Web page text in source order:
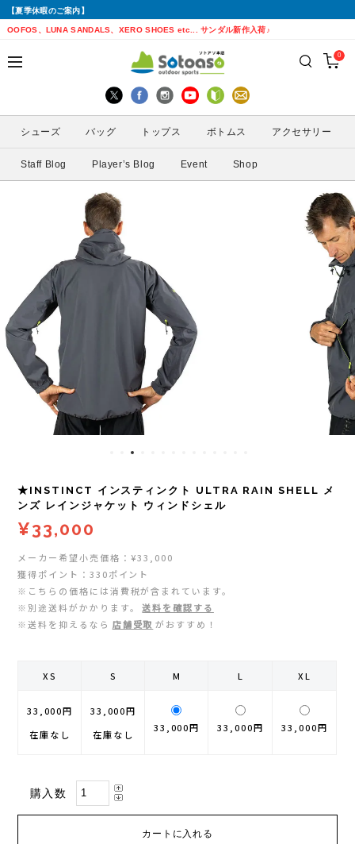
【夏季休暇のご案内】
OOFOS、LUNA SANDALS、XERO SHOES etc... サンダル新作入荷♪
戻る
シューズから探す
トレイルランニングシューズ
ランニングシューズ
戻る
トップスから探す
シェル・レインウェア
シャツ
戻る
ボトムスから探す
ショートパンツ
ロングパンツ
戻る
バッグから探す
トレランザック
バックパック
ウエストポーチ
戻る
アクセサリーから探す
キャップ・ハット
ソックス
アームカバー
ゲイター
サングラス
ライト
ボトル・携帯カップ
ストックポール
戻る
ブランドから探す
ACTIVE YOHKAN(アクティブようかん)
ATHLETUNE(アスリチューン)
BananaGO(バナナゴー)
Enemoti(エネモチ)
HoneyAction(ハニーアクション)
KODA(コーダ)
Mag-on(マグオン)
MEDALIST(メダリスト)
PUREPALA(ピュアパラ)
SAMURAI GEL(サムライジェル)
Shonai Special(ショウナイスペシャル)
ZEN NUTRITION(ゼンニュートリション)
ジャパンエナジーフード
戻る
ブランドから探す
Amazfit(アマズフィット)
BAUERFEIND(バウアーファインド)
CIELE(シエル)
CHAORAS(チャオラス)
Clef(クレ)
Columbia・Montrail(コロンビア・モント
レイル)
COMPRESSPORT(コンプレスポーツ)
DYNAFIT(ディナフィット)
FEELCAP(フィールキャップ)
finetrack(ファイントラック)
goodr(グダー)
handson grip (ハンズオングリップ)
戻る
性別から探す
レディース
0
シューズ バッグ トップス ボトムス アクセサリー
Staff Blog Player’s Blog Event Shop
★INSTINCT インスティンクト ULTRA RAIN SHELL メ
ンズ レインジャケット ウィンドシェル
¥33,000
メーカー希望小売価格：¥33,000
獲得ポイント：330ポイント
※こちらの価格には消費税が含まれています。
※別途送料がかかります。
送料を確認する
※送料を抑えるなら 店舗受取 がおすすめ！
XS S M L XL
33,000円
在庫なし
33,000円
在庫なし
33,000円 33,000円 33,000円
購入数